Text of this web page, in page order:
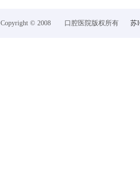
Copyright © 2008 口腔医院版权所有 苏